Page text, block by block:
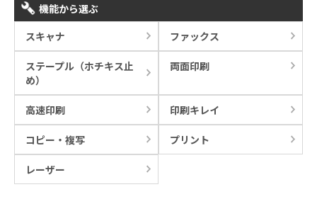
機能から選ぶ
スキャナ
ファックス
ステープル（ホチキス止
め）
両面印刷
高速印刷 印刷キレイ
コピー・複写 プリント
レーザー